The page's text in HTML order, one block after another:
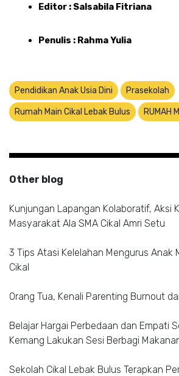
Editor : Salsabila Fitriana
Penulis : Rahma Yulia
Pendidikan Anak Usia Dini Prasekolah
Rumah Main Cikal Lebak Bulus RUMAH
Other blog
Kunjungan Lapangan Kolaboratif, Aksi
Masyarakat Ala SMA Cikal Amri Setu
3 Tips Atasi Kelelahan Mengurus Anak
Cikal
Orang Tua, Kenali Parenting Burnout
Belajar Hargai Perbedaan dan Empati
Kemang Lakukan Sesi Berbagi
Sekolah Cikal Lebak Bulus Terapkan